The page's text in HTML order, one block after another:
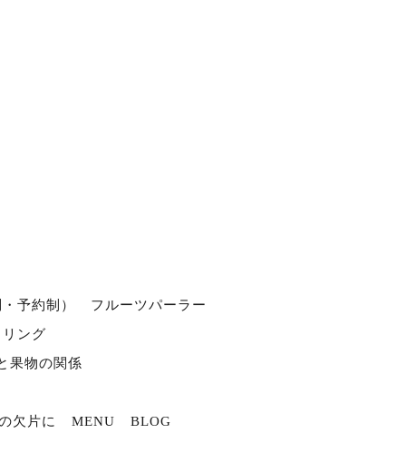
予約制）
フルーツパーラー
ング
果物の関係
欠片に MENU BLOG